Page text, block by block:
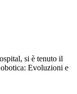
si è tenuto il
Evoluzioni e